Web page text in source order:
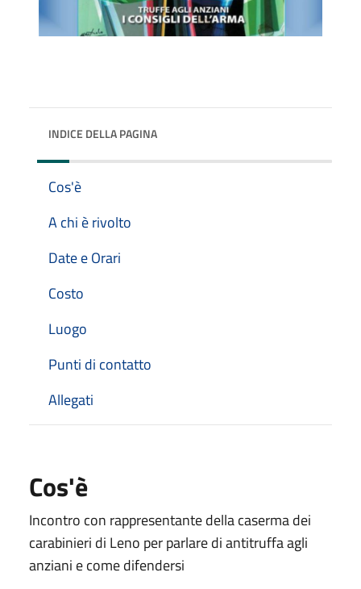
INDICE DELLA PAGINA
Cos'è
A chi è rivolto
Date e Orari
Costo
Luogo
Punti di contatto
Allegati
Cos'è
Incontro con rappresentante della caserma dei
carabinieri di Leno per parlare di antitruffa agli
anziani e come difendersi